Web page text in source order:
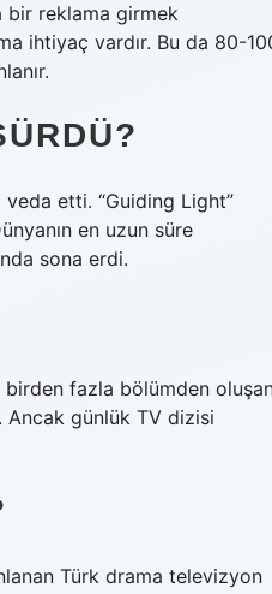
bir reklama girmek
ihtiyaç vardır. Bu da 80-
veda etti. “Guiding Light”
en uzun süre
sona erdi.
birden fazla bölümden
Ancak günlük TV dizisi
Türk drama televizyon